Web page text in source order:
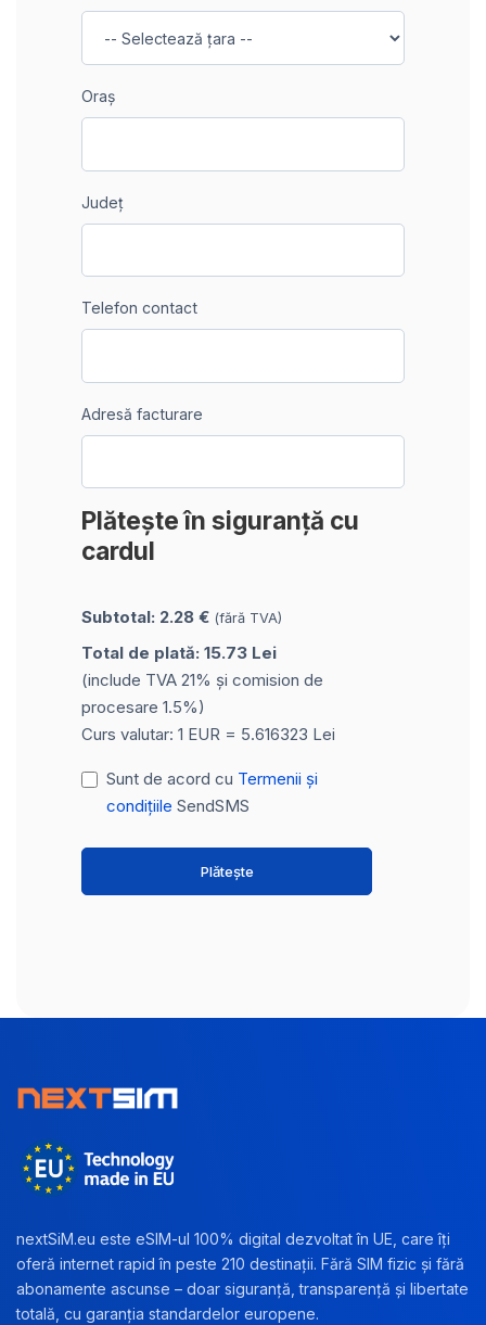
Oraș
Județ
Telefon contact
Adresă facturare
Plătește în siguranță cu
cardul
Subtotal: 2.28 € (fără TVA)
Total de plată: 15.73 Lei
(include TVA 21% și comision de
procesare 1.5%)
Curs valutar: 1 EUR = 5.616323 Lei
Sunt de acord cu Termenii și
condițiile SendSMS
Plătește
nextSiM.eu este eSIM-ul 100% digital dezvoltat în UE, care îți
oferă internet rapid în peste 210 destinații. Fără SIM fizic și fără
abonamente ascunse – doar siguranță, transparență și libertate
totală, cu garanția standardelor europene.